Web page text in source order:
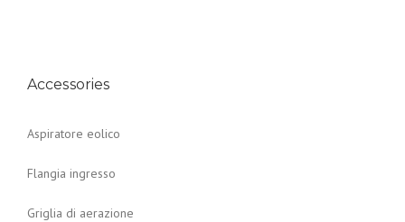
Accessories
Aspiratore eolico
Flangia ingresso
Griglia di aerazione